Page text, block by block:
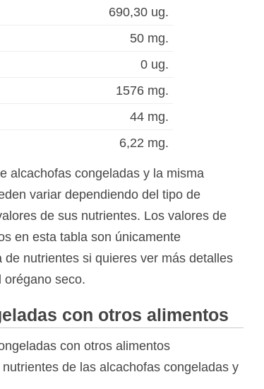
690,30 ug.
50 mg.
0 ug.
1576 mg.
44 mg.
6,22 mg.
alcachofas congeladas y la misma
variar dependiendo del tipo de
de sus nutrientes. Los valores de
en esta tabla son únicamente
nutrientes si quieres ver más detalles
orégano seco.
con otros alimentos
con otros alimentos
de las alcachofas congeladas y